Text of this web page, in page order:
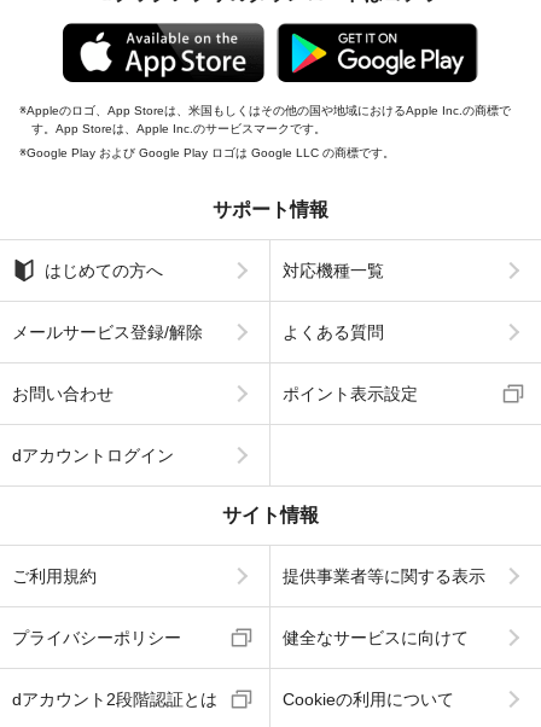
Appleのロゴ、App Storeは、米国もしくはその他の国や地域におけるApple Inc.の商標で
す。App Storeは、Apple Inc.のサービスマークです。
Google Play および Google Play ロゴは Google LLC の商標です。
サポート情報
はじめての方へ 対応機種一覧
メールサービス登録/解除 よくある質問
お問い合わせ ポイント表示設定
dアカウントログイン
サイト情報
ご利用規約 提供事業者等に関する表示
プライバシーポリシー 健全なサービスに向けて
dアカウント2段階認証とは Cookieの利用について